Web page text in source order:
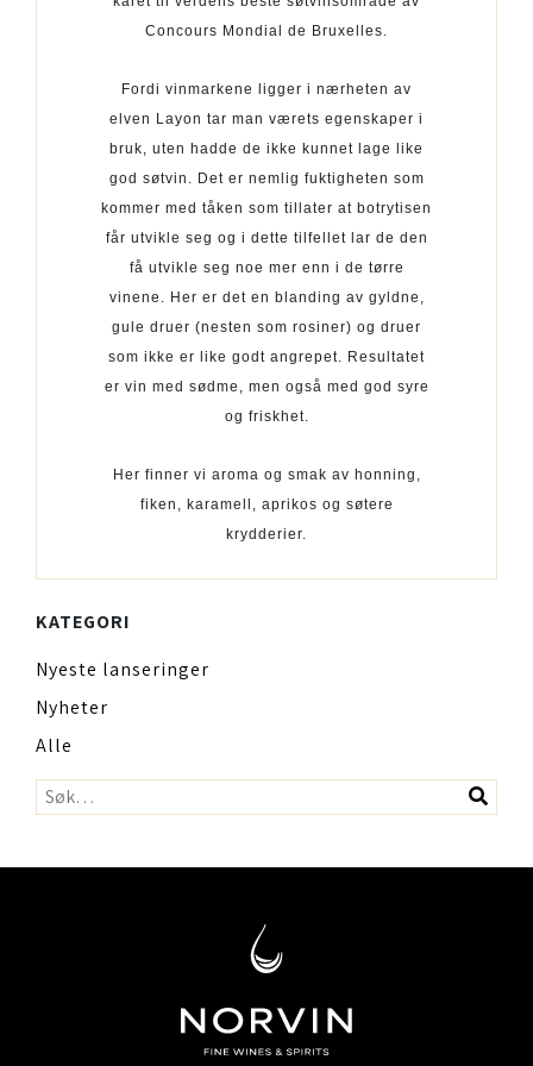
Concours Mondial de Bruxelles.
Fordi vinmarkene ligger i nærheten av
elven Layon tar man værets egenskaper i
bruk, uten hadde de ikke kunnet lage like
god søtvin. Det er nemlig fuktigheten som
kommer med tåken som tillater at botrytisen
får utvikle seg og i dette tilfellet lar de den
få utvikle seg noe mer enn i de tørre
vinene. Her er det en blanding av gyldne,
gule druer (nesten som rosiner) og druer
som ikke er like godt angrepet. Resultatet
er vin med sødme, men også med god syre
og friskhet.
Her finner vi aroma og smak av honning,
fiken, karamell, aprikos og søtere
krydderier.
KATEGORI
Nyeste lanseringer
Nyheter
Alle